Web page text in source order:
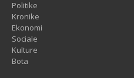
Politike
Kronike
Ekonomi
Sociale
Kulture
Bota